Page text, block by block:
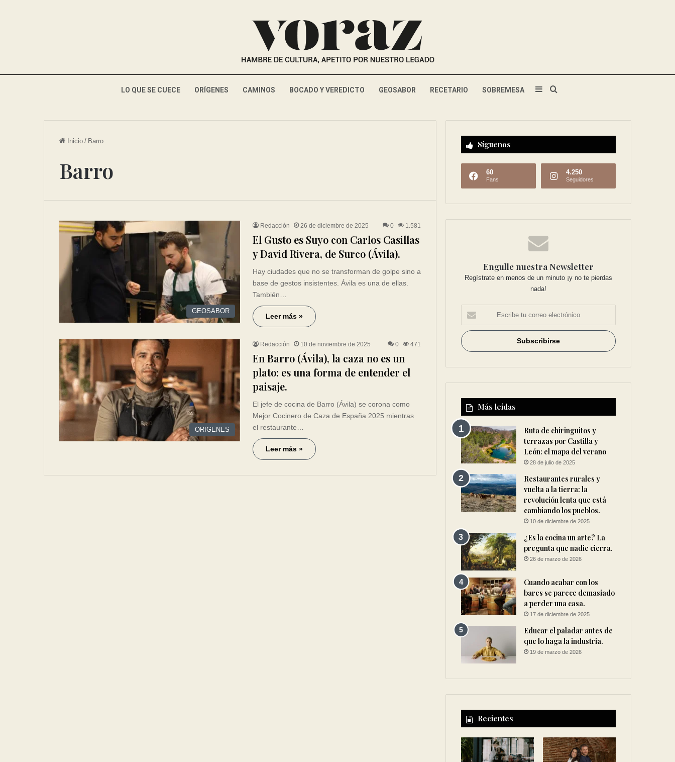
LO QUE SE CUECE ORÍGENES CAMINOS BOCADO Y VEREDICTO GEOSABOR RECETARIO SOBREMESA
Inicio / Barro
Barro
GEOSABOR
Redacción 26 de diciembre de 2025 0 1.581
El Gusto es Suyo con Carlos Casillas
y David Rivera, de Surco (Ávila).
Hay ciudades que no se transforman de golpe sino a
base de gestos insistentes. Ávila es una de ellas.
También…
Leer más »
ORIGENES
Redacción 10 de noviembre de 2025 0 471
En Barro (Ávila), la caza no es un
plato: es una forma de entender el
paisaje.
El jefe de cocina de Barro (Ávila) se corona como
Mejor Cocinero de Caza de España 2025 mientras
el restaurante…
Leer más »
Síguenos
60
Fans
4.250
Seguidores
Engulle nuestra Newsletter
Regístrate en menos de un minuto ¡y no te pierdas
nada!
Más leídas
Ruta de chiringuitos y
terrazas por Castilla y
León: el mapa del verano
28 de julio de 2025
Restaurantes rurales y
vuelta a la tierra: la
revolución lenta que está
cambiando los pueblos.
10 de diciembre de 2025
¿Es la cocina un arte? La
pregunta que nadie cierra.
26 de marzo de 2026
Cuando acabar con los
bares se parece demasiado
a perder una casa.
17 de diciembre de 2025
Educar el paladar antes de
que lo haga la industria.
19 de marzo de 2026
Recientes